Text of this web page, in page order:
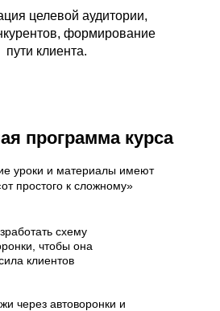
целевой аудитории,
формирование
пути клиента.
программа курса
уроки и материалы имеют
простого к сложному»
схему
чтобы она
клиентов
через автоворонки и